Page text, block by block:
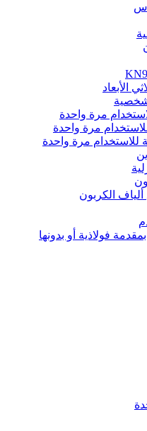
الأبعاد
مرة واحدة
مرة واحدة
للاستخدام مرة واحدة
الكربون
فولاذية أو بدونها